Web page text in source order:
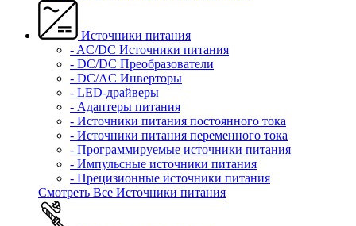
Источники питания
- AC/DC Источники питания
- DC/DC Преобразователи
- DC/AC Инверторы
- LED-драйверы
- Адаптеры питания
- Источники питания постоянного тока
- Источники питания переменного тока
- Программируемые источники питания
- Импульсные источники питания
- Прецизионные источники питания
Смотреть Все Источники питания